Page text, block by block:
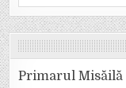
for:
Primarul